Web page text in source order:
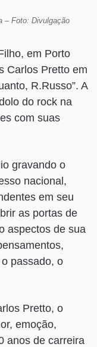
– Foto: Divulgação
em Porto
Carlos Pretto em
R.Russo”. A
do rock na
com suas
gravando o
nacional,
em seu
as portas de
aspectos de sua
passado, o
Pretto, o
emoção,
anos de carreira